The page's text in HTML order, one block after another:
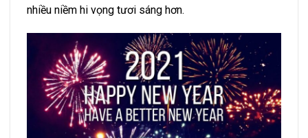
nhiều niềm hi vọng tươi sáng hơn.